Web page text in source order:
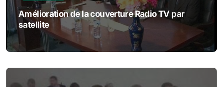
Amélioration de la couverture Radio TV par
satellite